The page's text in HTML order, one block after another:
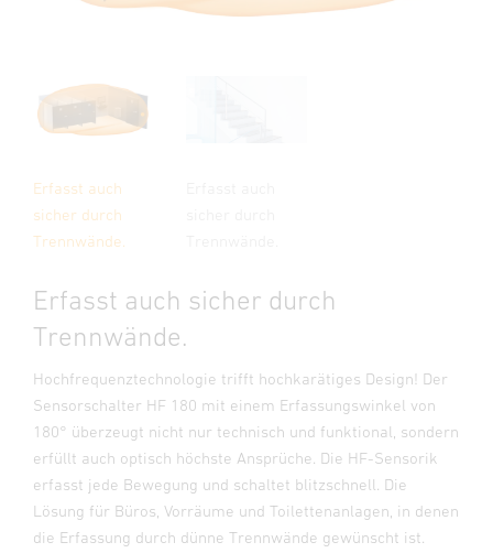
Erfasst auch
sicher durch
Trennwände.
Erfasst auch sicher durch
Trennwände.
Hochfrequenztechnologie trifft hochkarätiges Design! Der
Sensorschalter HF 180 mit einem Erfassungswinkel von
180° überzeugt nicht nur technisch und funktional, sondern
erfüllt auch optisch höchste Ansprüche. Die HF-Sensorik
erfasst jede Bewegung und schaltet blitzschnell. Die
Lösung für Büros, Vorräume und Toilettenanlagen, in denen
die Erfassung durch dünne Trennwände gewünscht ist.